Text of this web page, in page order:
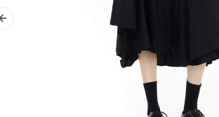
Previous slide